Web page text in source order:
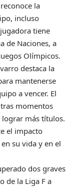
la
incluso
tiene
de Naciones, a
Olímpicos.
destaca la
mantenerse
a vencer. El
momentos
lograr más títulos.
el impacto
su vida y en el
dos graves
de la Liga F a